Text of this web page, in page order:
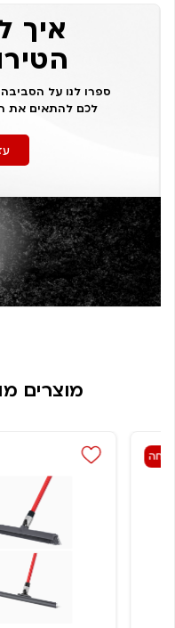
איך
ספרו לנו על
לכם להתאים את
מוצרים